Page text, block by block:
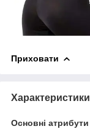
Приховати
Характеристики
Основні атрибути